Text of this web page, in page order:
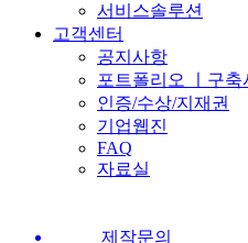
서비스솔루션
고객센터
공지사항
포트폴리오 ㅣ구축
인증/수상/지재권
기업웹진
FAQ
자료실
제작문의